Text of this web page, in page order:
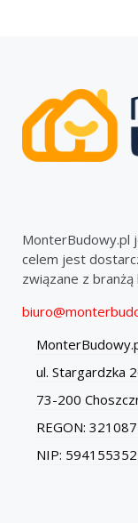
MonterBudowy.pl
celem jest
związane z
ul. Stargardzka
73-200
REGON:
NIP: